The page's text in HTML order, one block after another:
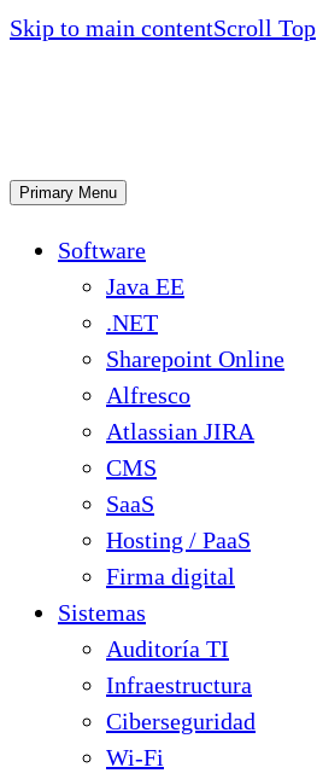
Skip to main contentScroll Top
Primary Menu
Software
Java EE
.NET
Sharepoint Online
Alfresco
Atlassian JIRA
CMS
SaaS
Hosting / PaaS
Firma digital
Sistemas
Auditoría TI
Infraestructura
Ciberseguridad
Wi-Fi